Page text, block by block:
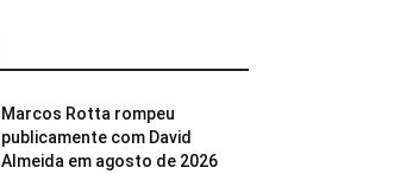
Marcos Rotta rompeu
publicamente com David
Almeida em agosto de 2026